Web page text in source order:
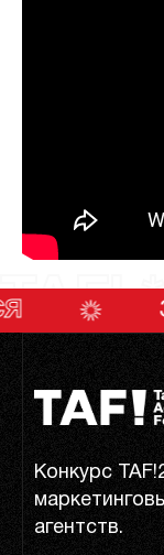
TAF!
Конкурс
агентств.